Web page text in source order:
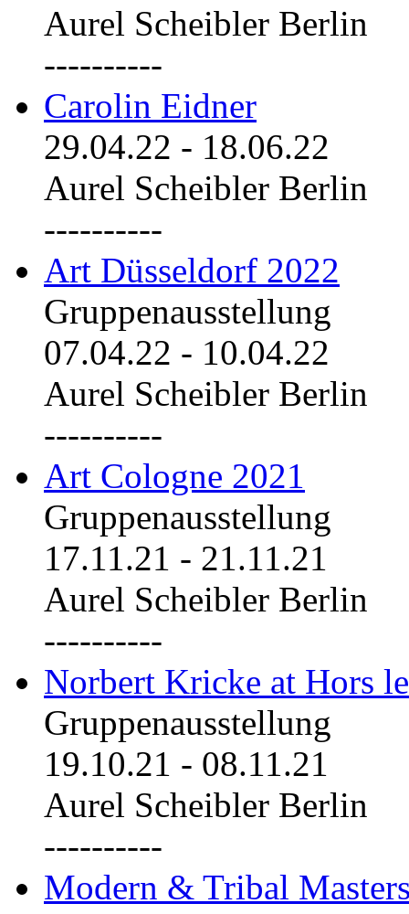
Aurel Scheibler Berlin
----------
Carolin Eidner
29.04.22 - 18.06.22
Aurel Scheibler Berlin
----------
Art Düsseldorf 2022
Gruppenausstellung
07.04.22 - 10.04.22
Aurel Scheibler Berlin
----------
Art Cologne 2021
Gruppenausstellung
17.11.21 - 21.11.21
Aurel Scheibler Berlin
----------
Norbert Kricke at Hors
Gruppenausstellung
19.10.21 - 08.11.21
Aurel Scheibler Berlin
----------
Modern & Tribal